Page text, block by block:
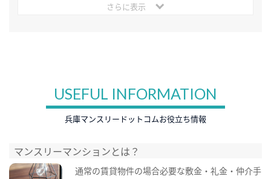
さらに表示
USEFUL INFORMATION
兵庫マンスリードットコムお役立ち情報
マンスリーマンションとは？
通常の賃貸物件の場合必要な敷金・礼金・仲介手